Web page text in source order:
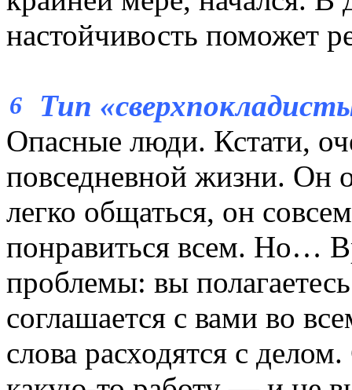
настойчивость поможет
6
Тип
Опасные люди. Кстати,
повседневной жизни. Он
легко общаться, он
понравиться всем. Но…
проблемы: вы
соглашается с вами во
слова расходятся с